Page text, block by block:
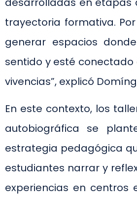
trayectoria formativa.
generar espacios
sentido y esté conectado
vivencias”, explicó
En este contexto, los
autobiográfica se
estrategia pedagógica
estudiantes narrar y
experiencias en centros